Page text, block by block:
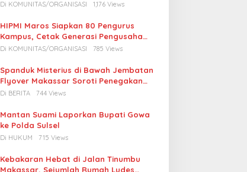
Turunkan Harga BBM Nelayan
Di KOMUNITAS/ORGANISASI 1,176 Views
HIPMI Maros Siapkan 80 Pengurus
Kampus, Cetak Generasi Pengusaha
Muda
Di KOMUNITAS/ORGANISASI 785 Views
Spanduk Misterius di Bawah Jembatan
Flyover Makassar Soroti Penegakan
Hukum Kasus Korupsi
Di BERITA 744 Views
Mantan Suami Laporkan Bupati Gowa
ke Polda Sulsel
Di HUKUM 715 Views
Kebakaran Hebat di Jalan Tinumbu
Makassar, Sejumlah Rumah Ludes